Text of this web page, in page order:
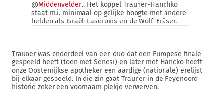
@Middenveldert. Het koppel Trauner-Hanchko
staat m.i. minimaal op gelijke hoogte met andere
helden als Israël-Laseroms en de Wolf-Fräser.
Trauner was onderdeel van een duo dat een Europese finale
gespeeld heeft (toen met Senesi) en later met Hancko heeft
onze Oostenrijkse apotheker een aardige (nationale) erelijst
bij elkaar gespeeld. In die zin gaat Trauner in de Feyenoord-
historie zeker een voornaam plekje verwerven.